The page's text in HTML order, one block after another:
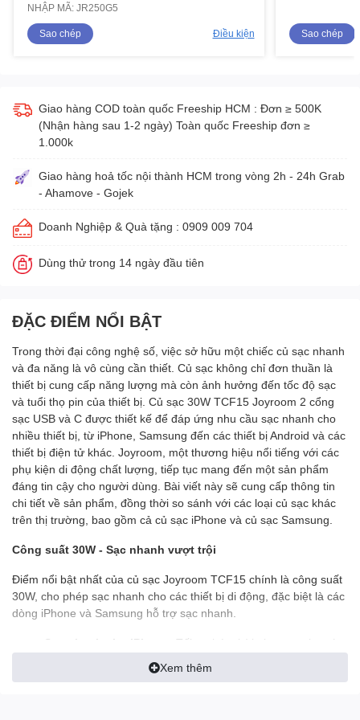
NHẬP MÃ: JR250G5
Sao chép Điều kiện Sao chép
Giao hàng COD toàn quốc Freeship HCM : Đơn ≥ 500K
(Nhận hàng sau 1-2 ngày) Toàn quốc Freeship đơn ≥
1.000k
Giao hàng hoả tốc nội thành HCM trong vòng 2h - 24h Grab
- Ahamove - Gojek
Doanh Nghiệp & Quà tặng : 0909 009 704
Dùng thử trong 14 ngày đầu tiên
ĐẶC ĐIỂM NỔI BẬT
Trong thời đại công nghệ số, việc sở hữu một chiếc củ sạc nhanh
và đa năng là vô cùng cần thiết. Củ sạc không chỉ đơn thuần là
thiết bị cung cấp năng lượng mà còn ảnh hưởng đến tốc độ sạc
và tuổi thọ pin của thiết bị. Củ sạc 30W TCF15 Joyroom 2 cổng
sạc USB và C được thiết kế để đáp ứng nhu cầu sạc nhanh cho
nhiều thiết bị, từ iPhone, Samsung đến các thiết bị Android và các
thiết bị điện tử khác. Joyroom, một thương hiệu nổi tiếng với các
phụ kiện di động chất lượng, tiếp tục mang đến một sản phẩm
đáng tin cậy cho người dùng. Bài viết này sẽ cung cấp thông tin
chi tiết về sản phẩm, đồng thời so sánh với các loại củ sạc khác
trên thị trường, bao gồm cả củ sạc iPhone và củ sạc Samsung.
Công suất 30W - Sạc nhanh vượt trội
Điểm nổi bật nhất của củ sạc Joyroom TCF15 chính là công suất
30W, cho phép sạc nhanh cho các thiết bị di động, đặc biệt là các
dòng iPhone và Samsung hỗ trợ sạc nhanh.
Sạc nhanh cho iPhone:
Tối ưu hóa thời gian sạc cho các
dòng iPhone từ iPhone 8 trở lên, đặc biệt là các dòng
iPhone 12, 13, 14 và các phiên bản Pro.
Xem thêm